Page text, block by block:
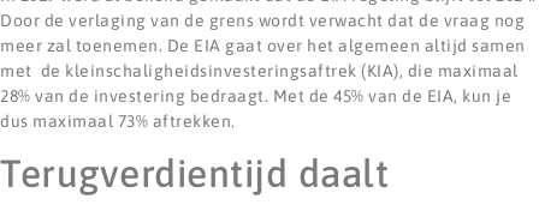
Door de verlaging van de grens wordt verwacht dat de vraag nog
meer zal toenemen. De EIA gaat over het algemeen altijd samen
met de kleinschaligheidsinvesteringsaftrek (KIA), die maximaal
28% van de investering bedraagt. Met de 45% van de EIA, kun je
dus maximaal 73% aftrekken.
Terugverdientijd daalt